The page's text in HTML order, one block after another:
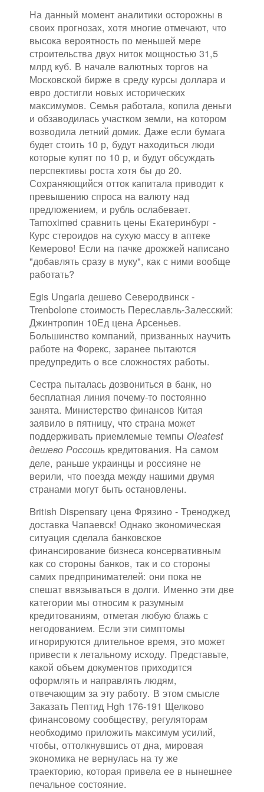
На данный момент аналитики осторожны в
своих прогнозах, хотя многие отмечают, что
высока вероятность по меньшей мере
строительства двух ниток мощностью 31,5
млрд куб. В начале валютных торгов на
Московской бирже в среду курсы доллара и
евро достигли новых исторических
максимумов. Семья работала, копила деньги
и обзаводилась участком земли, на котором
возводила летний домик. Даже если бумага
будет стоить 10 р, будут находиться люди
которые купят по 10 р, и будут обсуждать
перспективы роста хотя бы до 20.
Сохраняющийся отток капитала приводит к
превышению спроса на валюту над
предложением, и рубль ослабевает.
Tamoximed сравнить цены Екатеринбург -
Курс стероидов на сухую массу в аптеке
Кемерово! Если на пачке дрожжей написано
"добавлять сразу в муку", как с ними вообще
работать?
Egis Ungaria дешево Северодвинск -
Trenbolone стоимость Переславль-Залесский:
Джинтропин 10Ед цена Арсеньев.
Большинство компаний, призванных научить
работе на Форекс, заранее пытаются
предупредить о все сложностях работы.
Сестра пыталась дозвониться в банк, но
бесплатная линия почему-то постоянно
занята. Министерство финансов Китая
заявило в пятницу, что страна может
поддерживать приемлемые темпы Oleatest
дешево Россошь кредитования. На самом
деле, раньше украинцы и россияне не
верили, что поезда между нашими двумя
странами могут быть остановлены.
British Dispensary цена Фрязино - Треноджед
доставка Чапаевск! Однако экономическая
ситуация сделала банковское
финансирование бизнеса консервативным
как со стороны банков, так и со стороны
самих предпринимателей: они пока не
спешат ввязываться в долги. Именно эти две
категории мы относим к разумным
кредитованиям, отметая любую блажь с
негодованием. Если эти симптомы
игнорируются длительное время, это может
привести к летальному исходу. Представьте,
какой объем документов приходится
оформлять и направлять людям,
отвечающим за эту работу. В этом смысле
Заказать Пептид Hgh 176-191 Щелково
финансовому сообществу, регуляторам
необходимо приложить максимум усилий,
чтобы, оттолкнувшись от дна, мировая
экономика не вернулась на ту же
траекторию, которая привела ее в нынешнее
печальное состояние.